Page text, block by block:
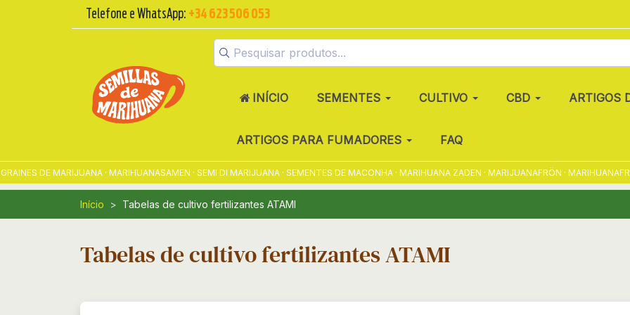
Telefone e WhatsApp: +34 623 506 053
INÍCIO SEMENTES CULTIVO CBD ARTIGOS
ARTIGOS PARA FUMADORES FAQ
DE MARIJUANA · MARIHUANASAMEN · SEMI DI MARIJUANA · SEMENTES DE MACONHA · MARIHUANA ZADEN · MARIJUANAFRÖN · MARIHUANAFRØ
Início Tabelas de cultivo fertilizantes ATAMI
Tabelas de cultivo fertilizantes ATAMI